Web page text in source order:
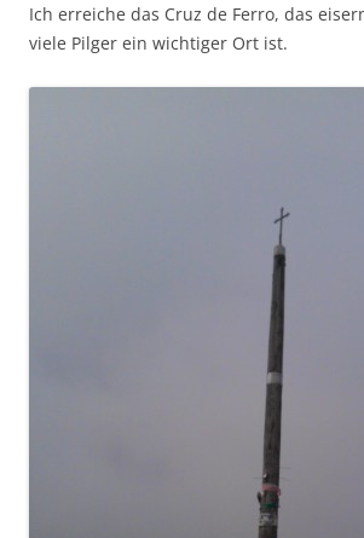
Ich erreiche das Cruz de Ferro, das
viele Pilger ein wichtiger Ort ist.